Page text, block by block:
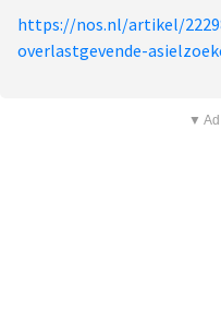
https://nos.nl/artikel/
overlastgevende-
▼ Ad